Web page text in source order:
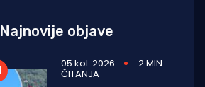
Najnovije objave
05 kol. 2026 2 MIN.
ČITANJA